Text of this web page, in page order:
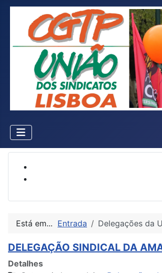
Está em... Entrada Delegações da
DELEGAÇÃO SINDICAL DA
Detalhes